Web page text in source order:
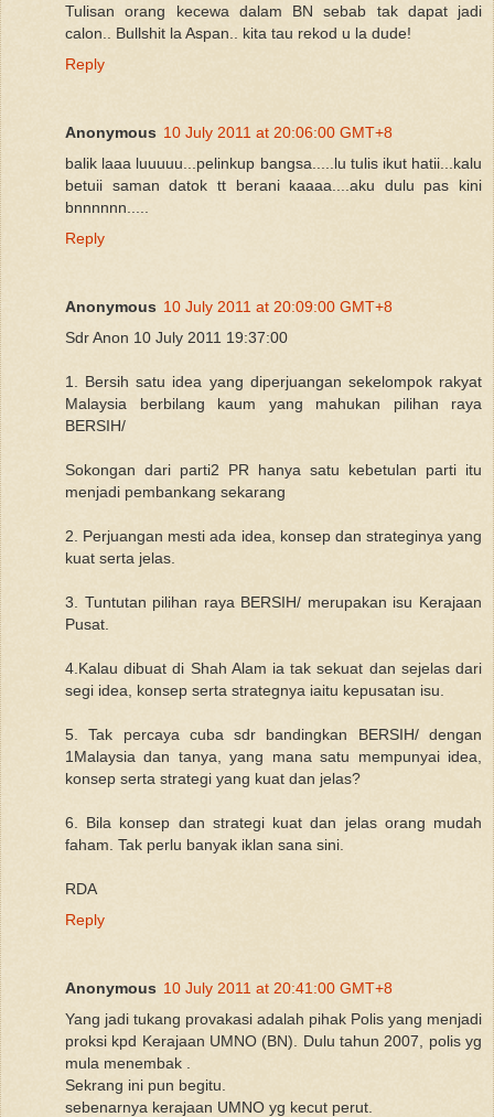
Tulisan orang kecewa dalam BN sebab tak dapat jadi
calon.. Bullshit la Aspan.. kita tau rekod u la dude!
Reply
Anonymous 10 July 2011 at 20:06:00 GMT+8
balik laaa luuuuu...pelinkup bangsa.....lu tulis ikut hatii...kalu
betuii saman datok tt berani kaaaa....aku dulu pas kini
bnnnnnn.....
Reply
Anonymous 10 July 2011 at 20:09:00 GMT+8
Sdr Anon 10 July 2011 19:37:00
1. Bersih satu idea yang diperjuangan sekelompok rakyat
Malaysia berbilang kaum yang mahukan pilihan raya
BERSIH/
Sokongan dari parti2 PR hanya satu kebetulan parti itu
menjadi pembankang sekarang
2. Perjuangan mesti ada idea, konsep dan strateginya yang
kuat serta jelas.
3. Tuntutan pilihan raya BERSIH/ merupakan isu Kerajaan
Pusat.
4.Kalau dibuat di Shah Alam ia tak sekuat dan sejelas dari
segi idea, konsep serta strategnya iaitu kepusatan isu.
5. Tak percaya cuba sdr bandingkan BERSIH/ dengan
1Malaysia dan tanya, yang mana satu mempunyai idea,
konsep serta strategi yang kuat dan jelas?
6. Bila konsep dan strategi kuat dan jelas orang mudah
faham. Tak perlu banyak iklan sana sini.
RDA
Reply
Anonymous 10 July 2011 at 20:41:00 GMT+8
Yang jadi tukang provakasi adalah pihak Polis yang menjadi
proksi kpd Kerajaan UMNO (BN). Dulu tahun 2007, polis yg
mula menembak .
Sekrang ini pun begitu.
sebenarnya kerajaan UMNO yg kecut perut.